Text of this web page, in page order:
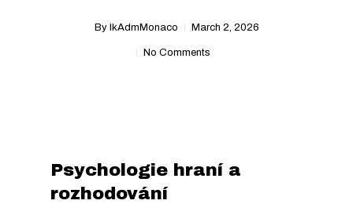
By IkAdmMonaco March 2, 2026
No Comments
Psychologie hraní a
rozhodování